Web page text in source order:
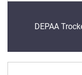
DEPAA